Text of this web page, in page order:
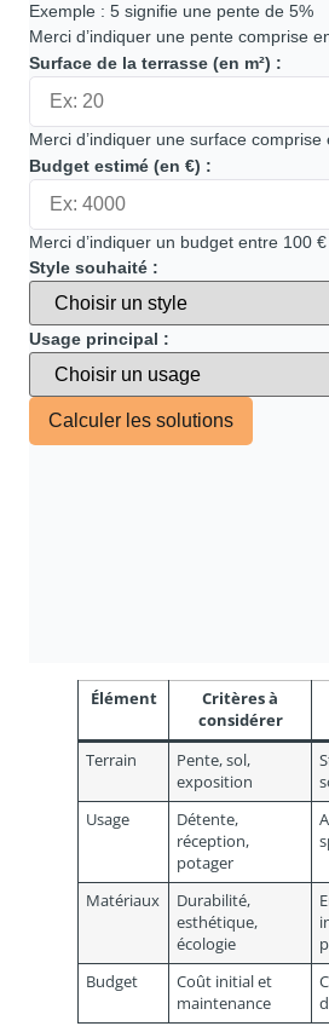
Exemple : 5 signifie une pente de 5%
Merci d’indiquer une pente comprise
Surface de la terrasse (en m²) :
Merci d’indiquer une surface comprise
Budget estimé (en €) :
Merci d’indiquer un budget entre 100
Style souhaité :
Usage principal :
Calculer les solutions
Élément
Critères à
considérer
Terrain
Pente, sol,
exposition
Usage
Détente,
réception,
potager
Matériaux
Durabilité,
esthétique,
écologie
Budget
Coût initial et
maintenance